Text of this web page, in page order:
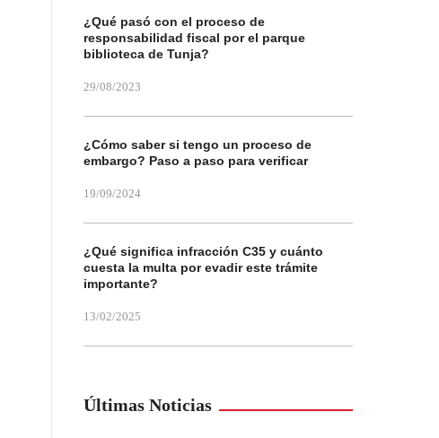
¿Qué pasó con el proceso de
responsabilidad fiscal por el parque
biblioteca de Tunja?
29/08/2023
¿Cómo saber si tengo un proceso de
embargo? Paso a paso para verificar
19/09/2024
¿Qué significa infracción C35 y cuánto
cuesta la multa por evadir este trámite
importante?
13/02/2025
Últimas Noticias